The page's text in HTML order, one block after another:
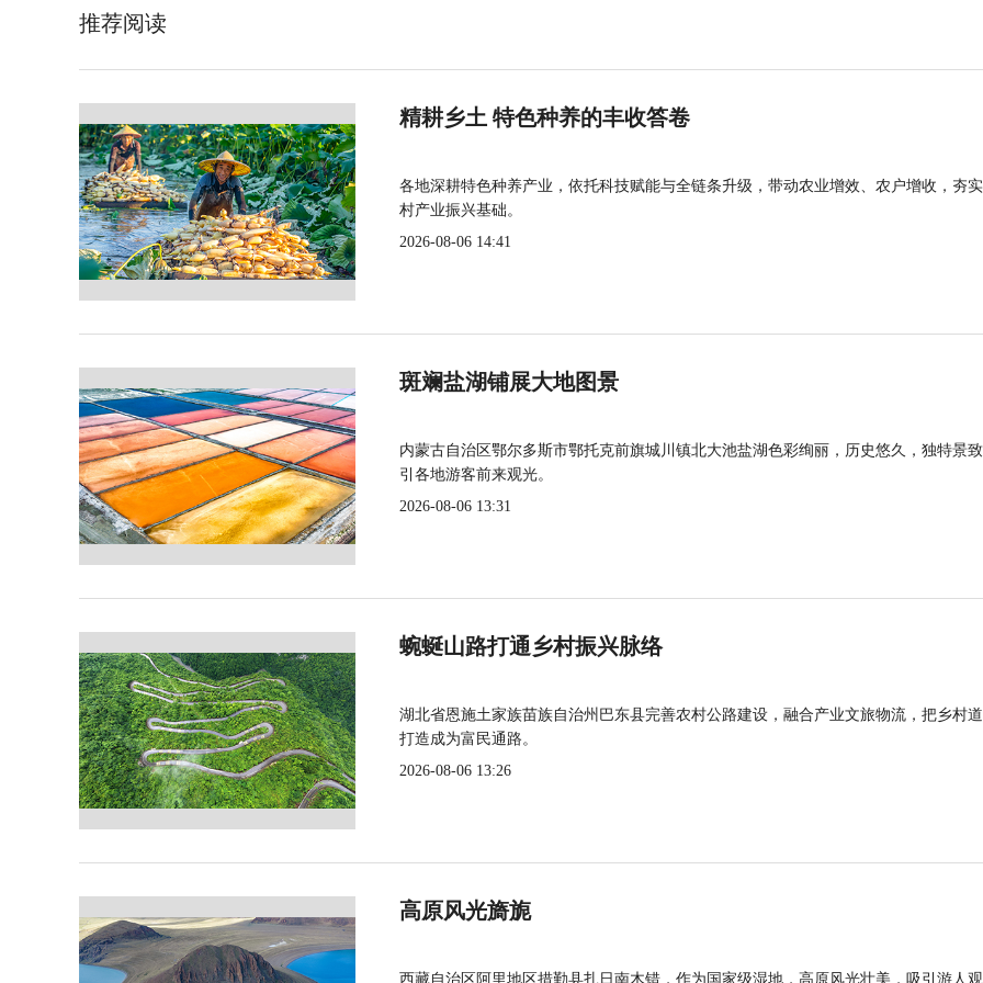
推荐阅读
精耕乡土 特色种养的丰收答卷
各地深耕特色种养产业，依托科技赋能与全链条升级，带动农业增效、农户增收，夯
村产业振兴基础。
2026-08-06 14:41
斑斓盐湖铺展大地图景
内蒙古自治区鄂尔多斯市鄂托克前旗城川镇北大池盐湖色彩绚丽，历史悠久，独特景
引各地游客前来观光。
2026-08-06 13:31
蜿蜒山路打通乡村振兴脉络
湖北省恩施土家族苗族自治州巴东县完善农村公路建设，融合产业文旅物流，把乡村
打造成为富民通路。
2026-08-06 13:26
高原风光旖旎
西藏自治区阿里地区措勤县扎日南木错，作为国家级湿地，高原风光壮美，吸引游人观